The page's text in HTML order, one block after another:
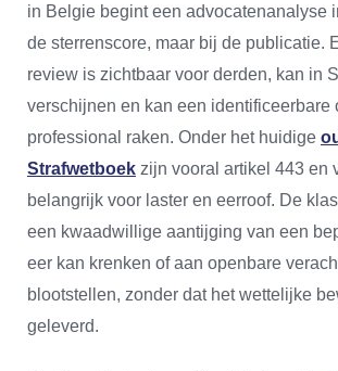
in Belgie begint een advocatenanalyse
de sterrenscore, maar bij de publicatie.
review is zichtbaar voor derden, kan in
verschijnen en kan een identificeerbare
professional raken. Onder het huidige
Strafwetboek zijn vooral artikel 443 en
belangrijk voor laster en eerroof. De
een kwaadwillige aantijging van een
eer kan krenken of aan openbare
blootstellen, zonder dat het wettelijke
geleverd.